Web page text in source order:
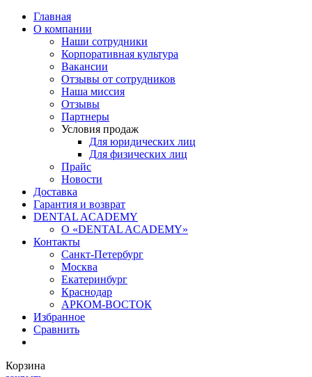
Главная
О компании
Наши сотрудники
Корпоративная культура
Вакансии
Отзывы от сотрудников
Наша миссия
Отзывы
Партнеры
Условия продаж
Для юридических лиц
Для физических лиц
Прайс
Новости
Доставка
Гарантия и возврат
DENTAL ACADEMY
О «DENTAL ACADEMY»
Контакты
Санкт-Петербург
Москва
Екатеринбург
Краснодар
АРКОМ-ВОСТОК
Избранное
Сравнить
Корзина